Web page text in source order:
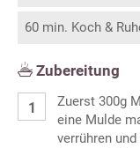
60 min. Koch &
Zubereitung
Zuerst 300g
eine Mulde
verrühren